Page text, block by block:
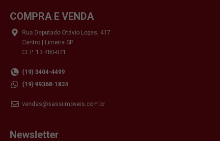
COMPRA E VENDA
Rua Deputado Otávio Lopes, 417
Centro | Limeira SP
CEP: 13.480-021
(19) 3404-4499
(19) 99368-1824
vendas@sassiimoveis.com.br
Newsletter